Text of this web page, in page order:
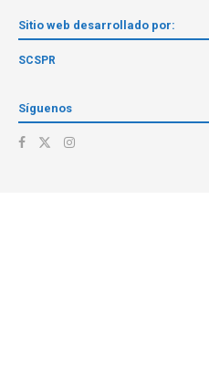
Sitio web desarrollado por:
SCSPR
Síguenos